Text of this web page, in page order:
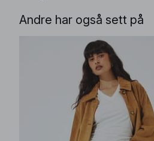
Andre har også sett på